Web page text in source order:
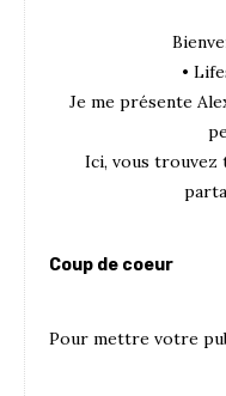
•
Je me présente
Ici, vous trouvez
Coup de coeur
Pour mettre votre